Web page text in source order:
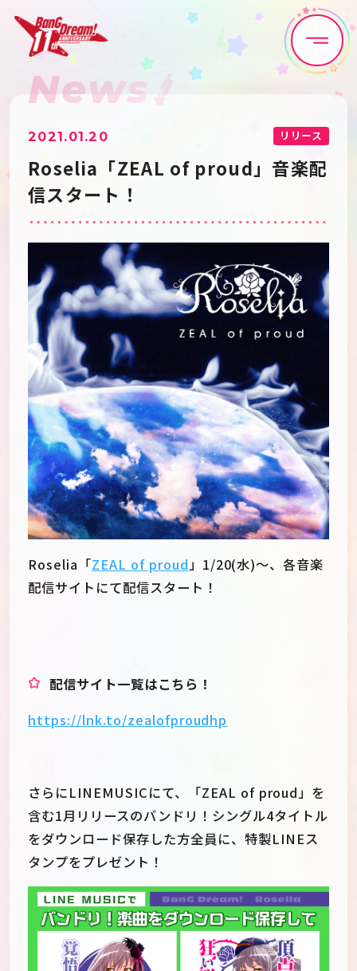
Home News
Live•Event Discography
Artist
Game Media
Schedule About
Goods
News
2021.01.20 リリース
Roselia「ZEAL of proud」音楽配
信スタート！
Roselia「ZEAL of proud」1/20(水)～、各音楽
配信サイトにて配信スタート！
配信サイト一覧はこちら！
https://lnk.to/zealofproudhp
さらにLINEMUSICにて、「ZEAL of proud」を
含む1月リリースのバンドリ！シングル4タイトル
をダウンロード保存した方全員に、特製LINEス
タンプをプレゼント！